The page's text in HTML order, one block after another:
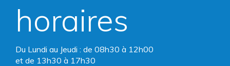
horaires
Du Lundi au Jeudi : de 08h30 à 12h00
et de 13h30 à 17h30